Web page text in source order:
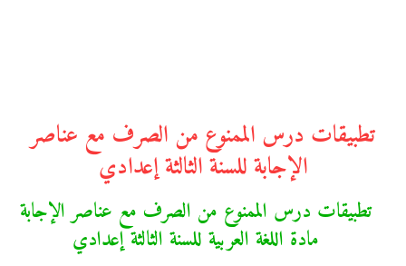
تطبيقات درس الممنوع من الصرف مع عناصر
الإجابة للسنة الثالثة إعدادي
تطبيقات درس الممنوع من الصرف مع عناصر الإجابة
مادة اللغة العربية للسنة الثالثة إعدادي